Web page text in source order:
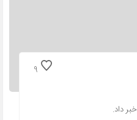
9
داد.